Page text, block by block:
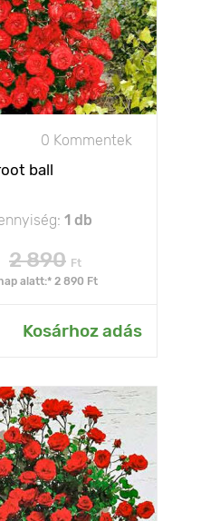
0 Kommentek
ball
1 db
2 890 Ft
alatt:* 2 890 Ft
Kosárhoz adás